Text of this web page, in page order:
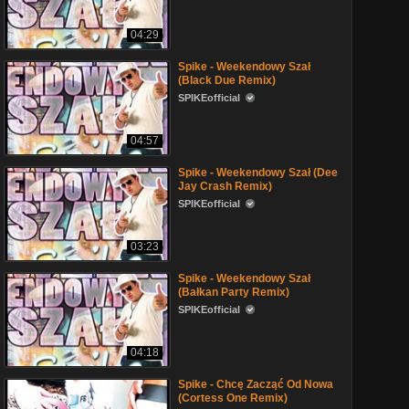
04:29
04:57
Spike - Weekendowy Szał
(Black Due Remix)
SPIKEofficial
03:23
Spike - Weekendowy Szał (Dee
Jay Crash Remix)
SPIKEofficial
04:18
Spike - Weekendowy Szał
(Bałkan Party Remix)
SPIKEofficial
Spike - Chcę Zacząć Od Nowa
(Cortess One Remix)